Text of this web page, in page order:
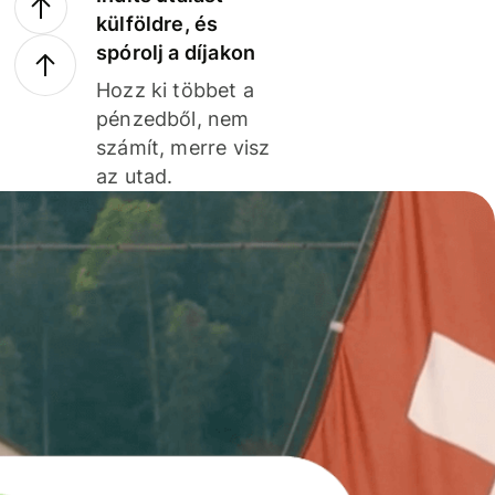
külföldre, és
spórolj a díjakon
Hozz ki többet a
pénzedből, nem
számít, merre visz
az utad.